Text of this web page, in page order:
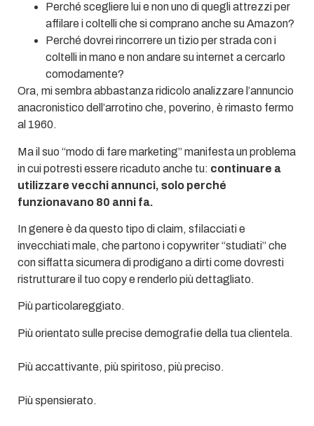
Perché scegliere lui e non uno di quegli attrezzi per
affilare i coltelli che si comprano anche su Amazon?
Perché dovrei rincorrere un tizio per strada con i
coltelli in mano e non andare su internet a cercarlo
comodamente?
Ora, mi sembra abbastanza ridicolo analizzare l’annuncio
anacronistico dell’arrotino che, poverino, è rimasto fermo
al 1960.
Ma il suo “modo di fare marketing” manifesta un problema
in cui potresti essere ricaduto anche tu: continuare a
utilizzare vecchi annunci, solo perché
funzionavano 80 anni fa.
In genere è da questo tipo di claim, sfilacciati e
invecchiati male, che partono i copywriter “studiati” che
con siffatta sicumera di prodigano a dirti come dovresti
ristrutturare il tuo copy e renderlo più dettagliato.
Più particolareggiato.
Più orientato sulle precise demografie della tua clientela.
Più accattivante, più spiritoso, più preciso.
Più spensierato.